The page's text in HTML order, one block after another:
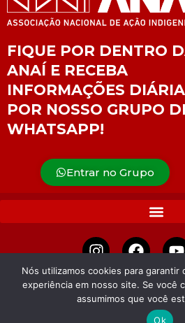
FIQUE POR DENTRO
ANAÍ E RECEBA
INFORMAÇÕES
POR NOSSO GRUPO
WHATSAPP!
Entrar no Grupo
APOIE
Nós utilizamos cookies para garantir
experiência em nosso site. Se você
assumimos que você
Ok